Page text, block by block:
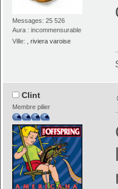
Messages: 25 526
Aura : incommensurable
Ville:
, riviera varoise
Clint
Membre pilier